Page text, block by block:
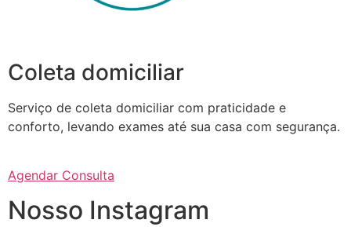
Coleta domiciliar
Serviço de coleta domiciliar com praticidade e
conforto, levando exames até sua casa com segurança.
Agendar Consulta
Nosso Instagram